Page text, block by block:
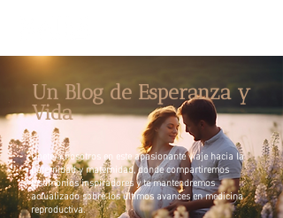
Un Blog de Esperanza y
Vida
Únete a nosotros en este apasionante viaje hacia la
paternidad y maternidad, donde compartiremos
testimonios inspiradores y te mantendremos
actualizado sobre los últimos avances en medicina
reproductiva.